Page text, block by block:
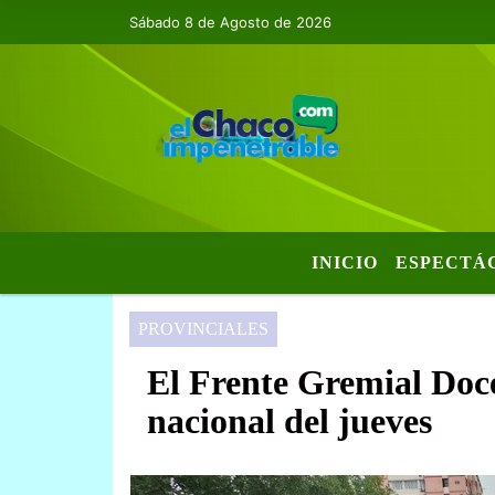
Sábado 8 de Agosto de 2026
INICIO
PROVINCIALES
El Frente Gremial
nacional del jueves